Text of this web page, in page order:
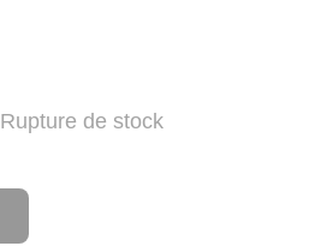
Rupture de stock